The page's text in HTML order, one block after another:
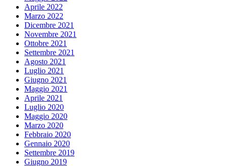
Aprile 2022
Marzo 2022
Dicembre 2021
Novembre 2021
Ottobre 2021
Settembre 2021
Agosto 2021
Luglio 2021
Giugno 2021
Maggio 2021
Aprile 2021
Luglio 2020
Maggio 2020
Marzo 2020
Febbraio 2020
Gennaio 2020
Settembre 2019
Giugno 2019